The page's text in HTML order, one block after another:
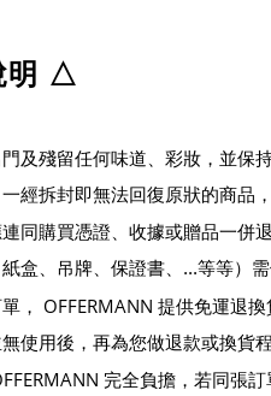
△
及殘留任何味道、彩妝，並保
經拆封即無法回復原狀的商品
同購買憑證、收據或贈品一併退
盒、吊牌、保證書、 ...等等）
，
OFFERMANN 提供免運退
使用後，再為您做退款或換貨
完全負擔，若同張